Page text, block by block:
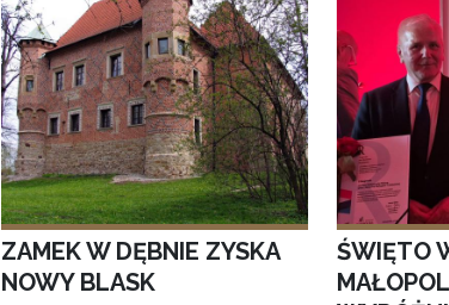
ZAMEK W DĘBNIE ZYSKA
NOWY BLASK
ŚWIĘTO